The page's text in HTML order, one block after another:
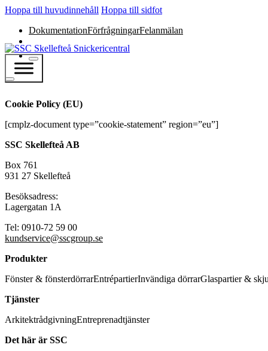
Hoppa till huvudinnehåll Hoppa till sidfot
DokumentationFörfrågningarFelanmälan
Cookie Policy (EU)
[cmplz-document type=”cookie-statement” region=”eu”]
SSC Skellefteå AB
Box 761
931 27 Skellefteå
Besöksadress:
Lagergatan 1A
Tel: 0910-72 59 00
kundservice@sscgroup.se
Produkter
Fönster & fönsterdörrarEntrépartierInvändiga dörrarGlaspartier &
Tjänster
ArkitektrådgivningEntreprenadtjänster
Det här är SSC